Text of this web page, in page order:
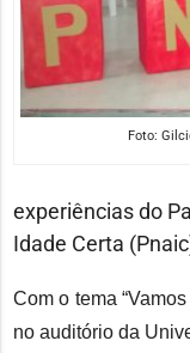
Foto:
experiências do
Idade Certa
Com o tema
no auditório da